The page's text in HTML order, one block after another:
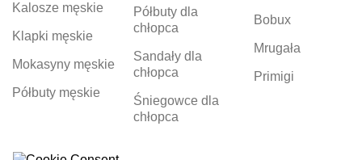
Kalosze męskie
Klapki męskie
Mokasyny męskie
Półbuty męskie
Półbuty dla
chłopca
Sandały dla
chłopca
Śniegowce dla
chłopca
Bobux
Mrugała
Primigi